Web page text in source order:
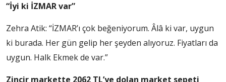
“İyi ki İZMAR var”
Zehra Atik: “İZMAR’ı çok beğeniyorum. Âlâ ki var, uygun
ki burada. Her gün gelip her şeyden alıyoruz. Fiyatları da
uygun. Halk Ekmek de var.”
Zincir markette 2062 TL’ye dolan market sepeti